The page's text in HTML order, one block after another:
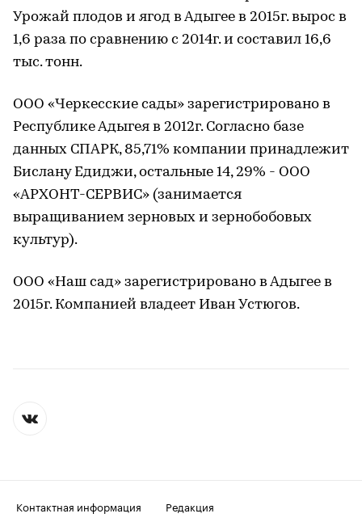
Урожай плодов и ягод в Адыгее в 2015г. вырос в
1,6 раза по сравнению с 2014г. и составил 16,6
тыс. тонн.
ООО «Черкесские сады» зарегистрировано в
Республике Адыгея в 2012г. Согласно базе
данных СПАРК, 85,71% компании принадлежит
Бислану Едиджи, остальные 14, 29% - ООО
«АРХОНТ-СЕРВИС» (занимается
выращиванием зерновых и зернобобовых
культур).
ООО «Наш сад» зарегистрировано в Адыгее в
2015г. Компанией владеет Иван Устюгов.
Контактная информация
Редакция